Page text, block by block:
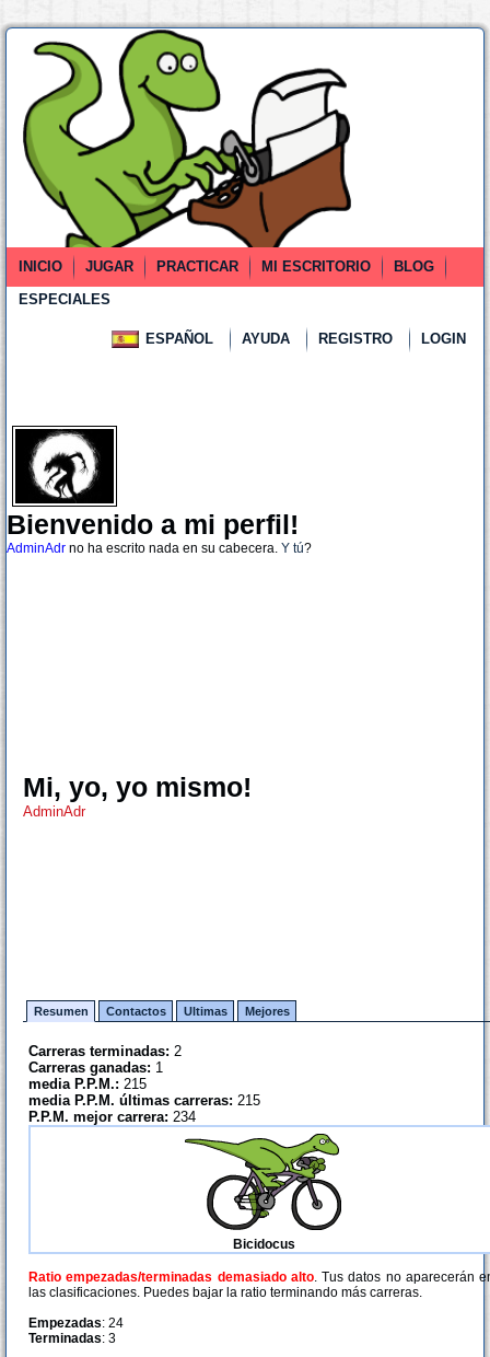
INICIO JUGAR PRACTICAR MI ESCRITORIO
BLOG
ESPECIALES
ESPAÑOL AYUDA REGISTRO LOGIN
Bienvenido a mi perfil!
AdminAdr no ha escrito nada en su cabecera. Y tú?
Mi, yo, yo mismo!
AdminAdr
Resumen Contactos Ultimas Mejores
Carreras terminadas: 2
Carreras ganadas: 1
media P.P.M.: 215
media P.P.M. últimas carreras: 215
P.P.M. mejor carrera: 234
Bicidocus
Ratio empezadas/terminadas demasiado alto. Tus datos no aparecerán
las clasificaciones. Puedes bajar la ratio terminando más carreras.
Empezadas: 24
Terminadas: 3